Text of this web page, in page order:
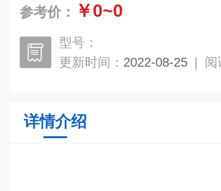
参考价： ￥0~0
型号：
更新时间： 2022-08-25 | 阅
详情介绍